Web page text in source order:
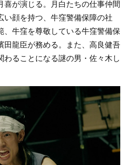
喜が演じる。月白たちの仕事仲間
い顔を持つ、牛窪警備保障の社
、牛窪を尊敬している牛窪警備保
田龍臣が務める。また、高良健吾
わることになる謎の男・佐々木し